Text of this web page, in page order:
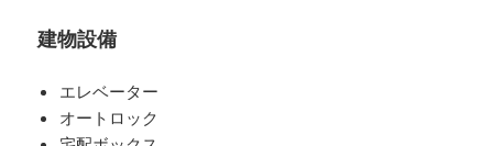
建物設備
エレベーター
オートロック